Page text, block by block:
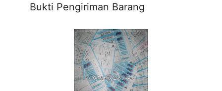
Bukti Pengiriman Barang